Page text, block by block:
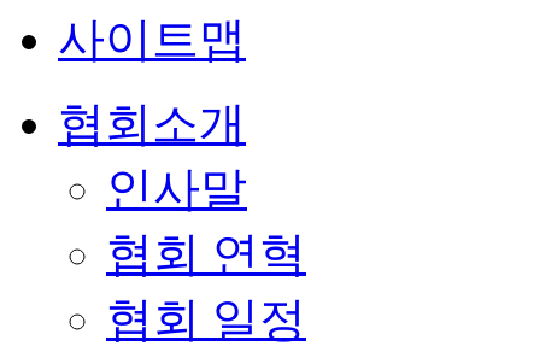
사이트맵
협회소개
인사말
협회 연혁
협회 일정